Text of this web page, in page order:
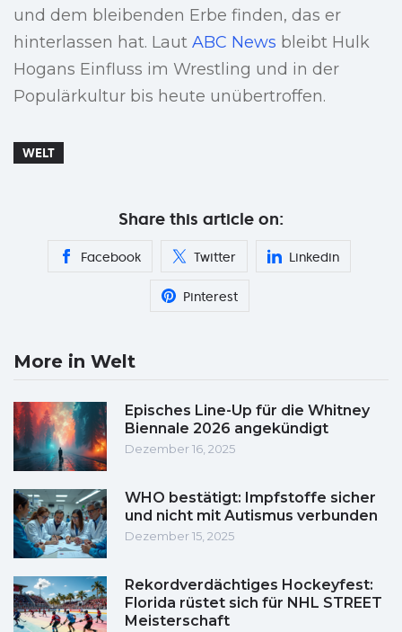
und dem bleibenden Erbe finden, das er
hinterlassen hat. Laut ABC News bleibt Hulk
Hogans Einfluss im Wrestling und in der
Populärkultur bis heute unübertroffen.
WELT
Share this article on:
Facebook Twitter Linkedin
Pinterest
More in Welt
Episches Line-Up für die Whitney
Biennale 2026 angekündigt
Dezember 16, 2025
WHO bestätigt: Impfstoffe sicher
und nicht mit Autismus verbunden
Dezember 15, 2025
Rekordverdächtiges Hockeyfest:
Florida rüstet sich für NHL STREET
Meisterschaft